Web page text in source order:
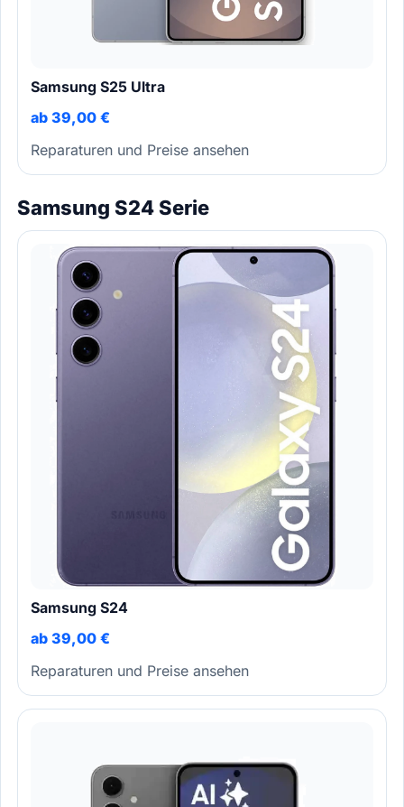
Samsung S25 Ultra
ab 39,00 €
Reparaturen und Preise ansehen
Samsung S24 Serie
Samsung S24
ab 39,00 €
Reparaturen und Preise ansehen